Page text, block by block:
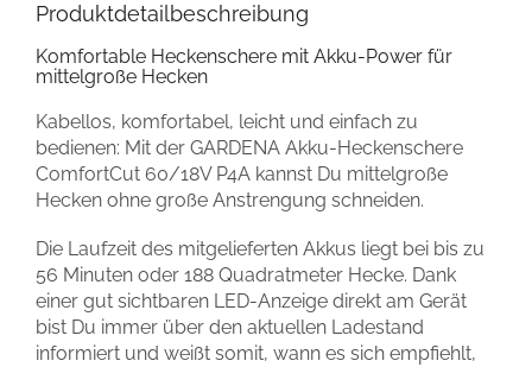
Produktdetailbeschreibung
Komfortable Heckenschere mit Akku-Power für
mittelgroße Hecken
Kabellos, komfortabel, leicht und einfach zu
bedienen: Mit der GARDENA Akku-Heckenschere
ComfortCut 60/18V P4A kannst Du mittelgroße
Hecken ohne große Anstrengung schneiden.
Die Laufzeit des mitgelieferten Akkus liegt bei bis zu
56 Minuten oder 188 Quadratmeter Hecke. Dank
einer gut sichtbaren LED-Anzeige direkt am Gerät
bist Du immer über den aktuellen Ladestand
informiert und weißt somit, wann es sich empfiehlt,